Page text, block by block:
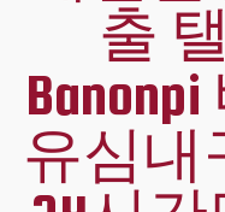
출
유심내